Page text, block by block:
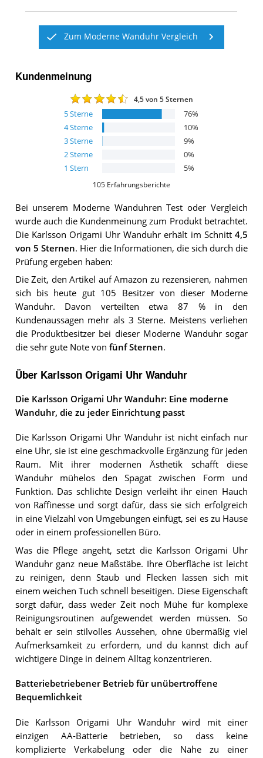
Zum Moderne Wanduhr Vergleich
Kundenmeinung
4,5von 5 Sternen
5Sterne 76%
4Sterne 10%
3Sterne 9%
2Sterne 0%
1 Stern 5%
105 Erfahrungsberichte
Bei unserem Moderne Wanduhren Test oder Vergleich
wurde auch die Kundenmeinung zum Produkt betrachtet.
Die Karlsson Origami Uhr Wanduhr erhält im Schnitt 4,5
von 5 Sternen. Hier die Informationen, die sich durch die
Prüfung ergeben haben:
Die Zeit, den Artikel auf Amazon zu rezensieren, nahmen
sich bis heute gut 105 Besitzer von dieser Moderne
Wanduhr. Davon verteilten etwa 87 % in den
Kundenaussagen mehr als 3 Sterne. Meistens verliehen
die Produktbesitzer bei dieser Moderne Wanduhr sogar
die sehr gute Note von fünf Sternen.
Über Karlsson Origami Uhr Wanduhr
Die Karlsson Origami Uhr Wanduhr: Eine moderne
Wanduhr, die zu jeder Einrichtung passt
Die Karlsson Origami Uhr Wanduhr ist nicht einfach nur
eine Uhr, sie ist eine geschmackvolle Ergänzung für jeden
Raum. Mit ihrer modernen Ästhetik schafft diese
Wanduhr mühelos den Spagat zwischen Form und
Funktion. Das schlichte Design verleiht ihr einen Hauch
von Raffinesse und sorgt dafür, dass sie sich erfolgreich
in eine Vielzahl von Umgebungen einfügt, sei es zu Hause
oder in einem professionellen Büro.
Was die Pflege angeht, setzt die Karlsson Origami Uhr
Wanduhr ganz neue Maßstäbe. Ihre Oberfläche ist leicht
zu reinigen, denn Staub und Flecken lassen sich mit
einem weichen Tuch schnell beseitigen. Diese Eigenschaft
sorgt dafür, dass weder Zeit noch Mühe für komplexe
Reinigungsroutinen aufgewendet werden müssen. So
behält er sein stilvolles Aussehen, ohne übermäßig viel
Aufmerksamkeit zu erfordern, und du kannst dich auf
wichtigere Dinge in deinem Alltag konzentrieren.
Batteriebetriebener Betrieb für unübertroffene
Bequemlichkeit
Die Karlsson Origami Uhr Wanduhr wird mit einer
einzigen AA-Batterie betrieben, so dass keine
komplizierte Verkabelung oder die Nähe zu einer